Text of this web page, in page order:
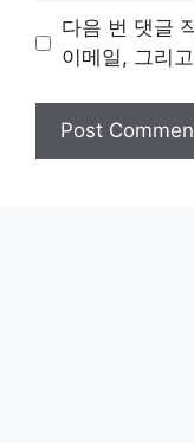
다음 번 댓글
이메일, 그리